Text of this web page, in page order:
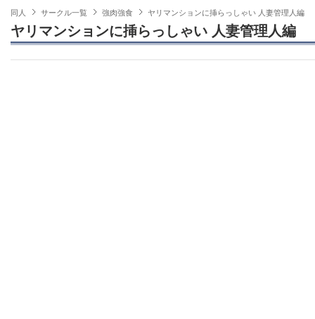
同人 サークル一覧 強肉強食 ヤリマンションに挿らっしゃい 人妻管理人編
ヤリマンションに挿らっしゃい 人妻管理人編